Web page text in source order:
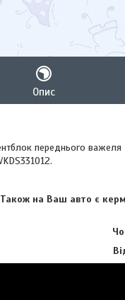
Опис
переднього важеля
на Ваш авто є